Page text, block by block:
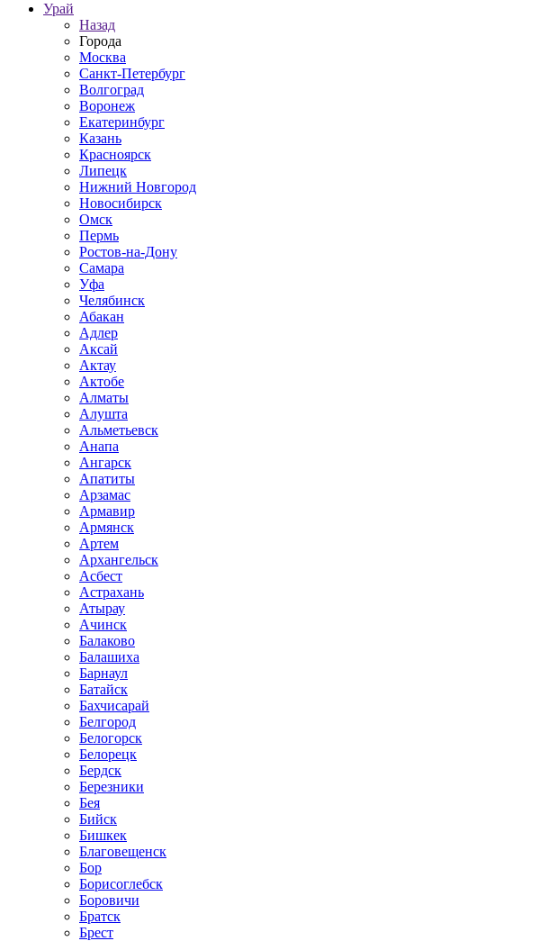
Урай
Назад
Города
Москва
Санкт-Петербург
Волгоград
Воронеж
Екатеринбург
Казань
Красноярск
Липецк
Нижний Новгород
Новосибирск
Омск
Пермь
Ростов-на-Дону
Самара
Уфа
Челябинск
Абакан
Адлер
Аксай
Актау
Актобе
Алматы
Алушта
Альметьевск
Анапа
Ангарск
Апатиты
Арзамас
Армавир
Армянск
Артем
Архангельск
Асбест
Астрахань
Атырау
Ачинск
Балаково
Балашиха
Барнаул
Батайск
Бахчисарай
Белгород
Белогорск
Белорецк
Бердск
Березники
Бея
Бийск
Бишкек
Благовещенск
Бор
Борисоглебск
Боровичи
Братск
Брест